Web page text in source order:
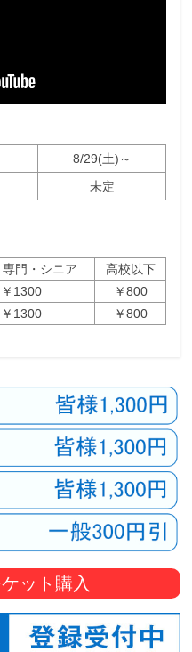
8/29(土)～
未定
専門・シニア
高校以下
￥1300
￥800
￥1300 ￥800
ット購入